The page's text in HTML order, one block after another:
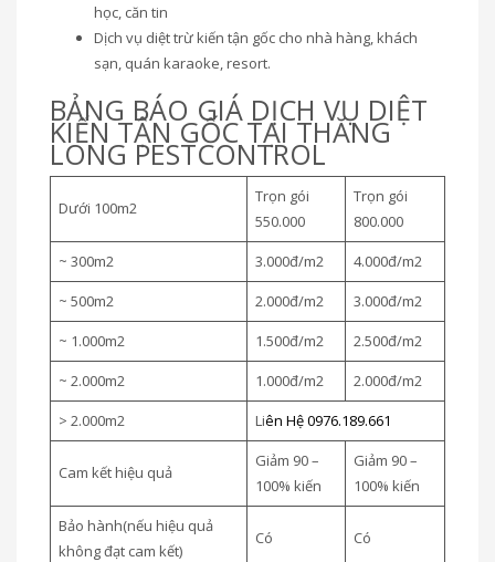
học, căn tin
Dịch vụ diệt trừ kiến tận gốc cho nhà hàng, khách
sạn, quán karaoke, resort.
BẢNG BÁO GIÁ DỊCH VỤ DIỆT
KIẾN TẬN GỐC TẠI THĂNG
LONG PESTCONTROL
Dưới 100m2
Trọn gói
550.000
Trọn gói
800.000
~ 300m2
3.000đ/m2
4.000đ/m2
~ 500m2
2.000đ/m2
3.000đ/m2
~ 1.000m2
1.500đ/m2
2.500đ/m2
~ 2.000m2
1.000đ/m2
2.000đ/m2
> 2.000m2
Liên Hệ 0976.189.661
Cam kết hiệu quả
Giảm 90 –
100% kiến
Giảm 90 –
100% kiến
Bảo hành(nếu hiệu quả
không đạt cam kết)
Có Có